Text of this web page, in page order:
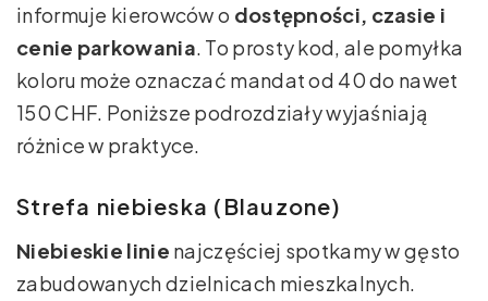
informuje kierowców o dostępności, czasie i
cenie parkowania. To prosty kod, ale pomyłka
koloru może oznaczać mandat od 40 do nawet
150 CHF. Poniższe podrozdziały wyjaśniają
różnice w praktyce.
Strefa niebieska (Blauzone)
Niebieskie linie najczęściej spotkamy w gęsto
zabudowanych dzielnicach mieszkalnych.